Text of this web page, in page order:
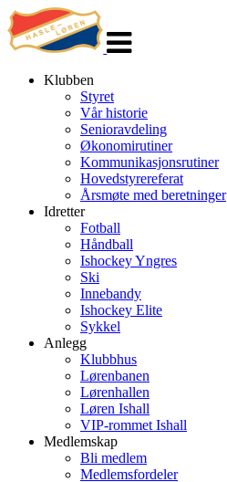
navigasjon
Klubben
Styret
Vår historie
Senioravdeling
Økonomirutiner
Kommunikasjonsrutiner
Hovedstyrereferat
Årsmøte med beretninger
Idretter
Fotball
Håndball
Ishockey Yngres
Ski
Innebandy
Ishockey Elite
Sykkel
Anlegg
Klubbhus
Lørenbanen
Lørenhallen
Løren Ishall
VIP-rommet Ishall
Medlemskap
Bli medlem
Medlemsfordeler